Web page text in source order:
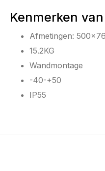
Kenmerken
Afmetingen:
15.2KG
Wandmontage
-40-+50
IP55